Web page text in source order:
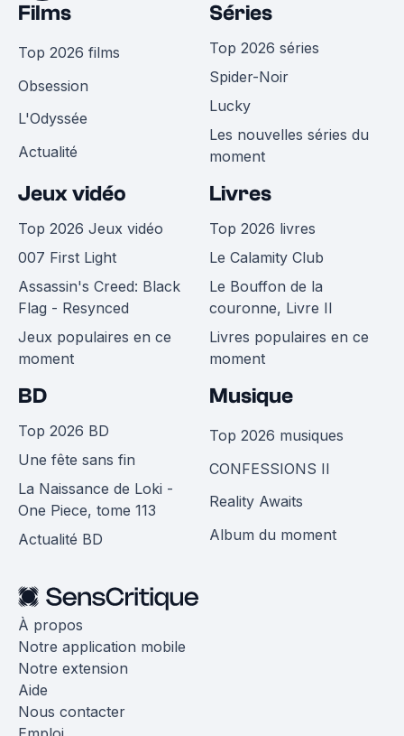
Films
Top 2026 films
Obsession
L'Odyssée
Actualité
Séries
Top 2026 séries
Spider-Noir
Lucky
Les nouvelles séries du
moment
Jeux vidéo
Top 2026 Jeux vidéo
007 First Light
Assassin's Creed: Black
Flag - Resynced
Jeux populaires en ce
moment
Livres
Top 2026 livres
Le Calamity Club
Le Bouffon de la
couronne, Livre II
Livres populaires en ce
moment
BD
Top 2026 BD
Une fête sans fin
La Naissance de Loki -
One Piece, tome 113
Actualité BD
Musique
Top 2026 musiques
CONFESSIONS II
Reality Awaits
Album du moment
À propos
Notre application mobile
Notre extension
Aide
Nous contacter